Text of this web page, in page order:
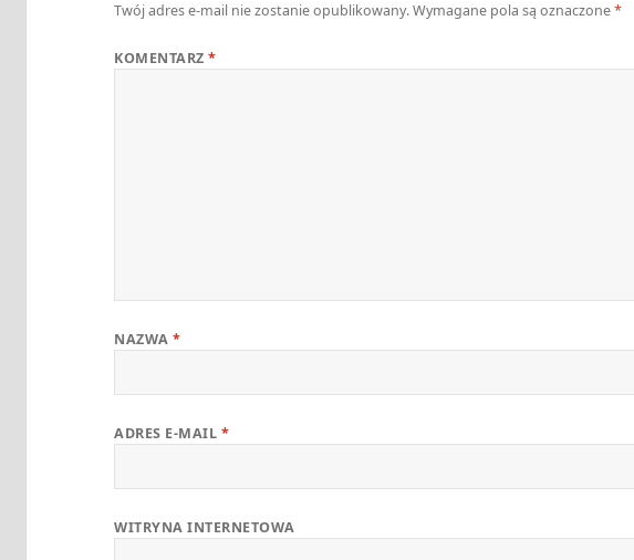
Twój adres e-mail nie zostanie opublikowany.Wymagane pola są oznaczone*
KOMENTARZ*
NAZWA*
ADRES E-MAIL *
WITRYNA INTERNETOWA